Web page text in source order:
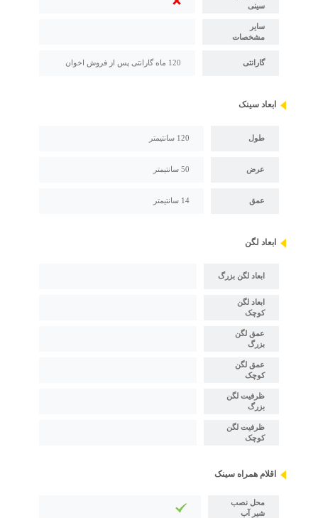
سینی
سایر
مشخصات
گارانتی 120 ماه گارانتی پس از فروش اخوان
ابعاد سینک
طول 120 سانتیمتر
عرض 50 سانتیمتر
عمق 14 سانتیمتر
ابعاد لگن
ابعاد لگن بزرگ
ابعاد لگن
کوچک
عمق لگن
بزرگ
عمق لگن
کوچک
ظرفیت لگن
بزرگ
ظرفیت لگن
کوچک
اقلام همراه سینک
محل نصب
شیر آب